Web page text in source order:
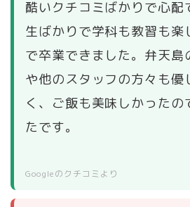
酷いクチコミばかりで心配
生ばかりで学科も教習も楽
で卒業できました。弁天島
や他のスタッフの方々も優
く、ご飯も美味しかったの
たです。
Googleのクチコミより